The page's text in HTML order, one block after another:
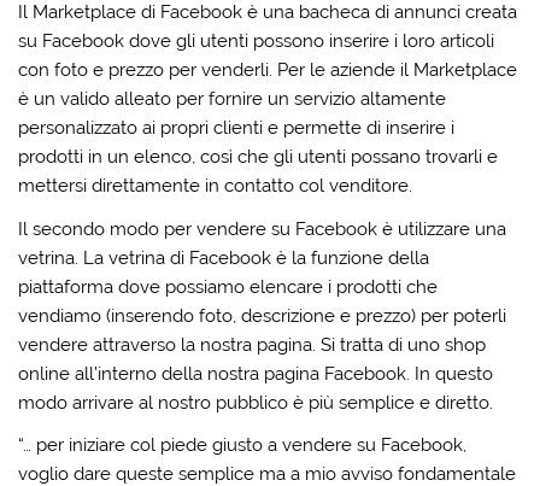
Il Marketplace di Facebook è una bacheca di annunci creata
su Facebook dove gli utenti possono inserire i loro articoli
con foto e prezzo per venderli. Per le aziende il Marketplace
è un valido alleato per fornire un servizio altamente
personalizzato ai propri clienti e permette di inserire i
prodotti in un elenco, così che gli utenti possano trovarli e
mettersi direttamente in contatto col venditore.
Il secondo modo per vendere su Facebook è utilizzare una
vetrina. La vetrina di Facebook è la funzione della
piattaforma dove possiamo elencare i prodotti che
vendiamo (inserendo foto, descrizione e prezzo) per poterli
vendere attraverso la nostra pagina. Si tratta di uno shop
online all’interno della nostra pagina Facebook. In questo
modo arrivare al nostro pubblico è più semplice e diretto.
“… per iniziare col piede giusto a vendere su Facebook,
voglio dare queste semplice ma a mio avviso fondamentale